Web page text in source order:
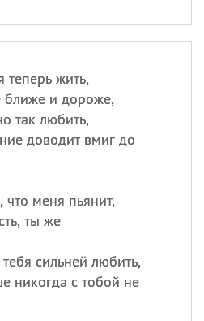
теперь жить,
ближе и дороже,
так любить,
доводит вмиг до
что меня пьянит,
ты же
сильней любить,
никогда с тобой не